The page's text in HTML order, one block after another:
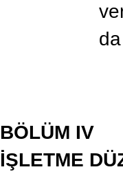
BÖLÜM IV
İŞLETME